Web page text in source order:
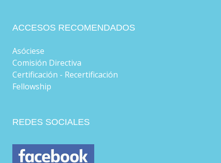
ACCESOS RECOMENDADOS
Asóciese
Comisión Directiva
Certificación - Recertificación
Fellowship
REDES SOCIALES